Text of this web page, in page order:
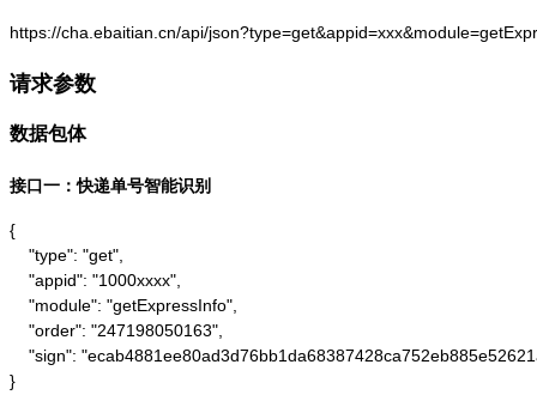
https://cha.ebaitian.cn/api/
请求参数
数据包体
接口一：快递单号智能识别
{
    "type": "get",
    "appid": "1000xxxx",
    "module": "getExpressInfo",
    "order": "247198050163",
"sign":
}